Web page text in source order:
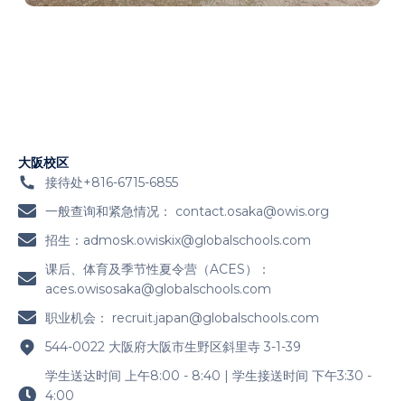
大阪校区
接待处+816-6715-6855
一般查询和紧急情况： contact.osaka@owis.org
招生： admosk.owiskix@globalschools.com
课后、体育及季节性夏令营（ACES）：
aces.owisosaka@globalschools.com
职业机会： recruit.japan@globalschools.com
544-0022 大阪府大阪市生野区斜里寺 3-1-39
学生送达时间 上午8:00 - 8:40 | 学生接送时间 下午3:30 -
4:00